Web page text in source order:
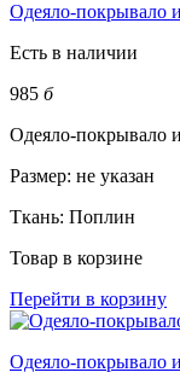
Одеяло-покрывало
Есть в наличии
985 б
Одеяло-покрывало
Размер: не указан
Ткань: Поплин
Товар в корзине
Перейти в корзину
Одеяло-покрывало